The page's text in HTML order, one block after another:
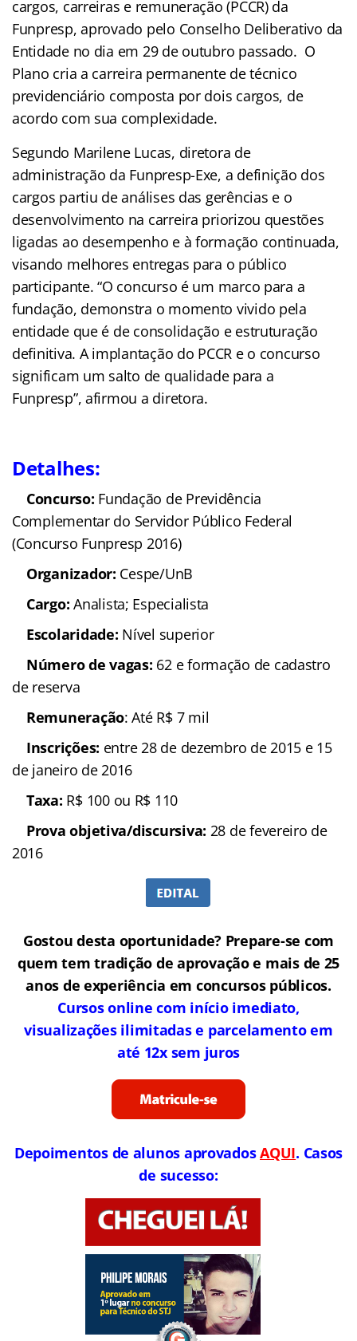
cargos, carreiras e remuneração (PCCR) da
Funpresp, aprovado pelo Conselho Deliberativo da
Entidade no dia em 29 de outubro passado. O
Plano cria a carreira permanente de técnico
previdenciário composta por dois cargos, de
acordo com sua complexidade.
Segundo Marilene Lucas, diretora de
administração da Funpresp-Exe, a definição dos
cargos partiu de análises das gerências e o
desenvolvimento na carreira priorizou questões
ligadas ao desempenho e à formação continuada,
visando melhores entregas para o público
participante. “O concurso é um marco para a
fundação, demonstra o momento vivido pela
entidade que é de consolidação e estruturação
definitiva. A implantação do PCCR e o concurso
significam um salto de qualidade para a
Funpresp”, afirmou a diretora.
Detalhes:
Concurso: Fundação de Previdência
Complementar do Servidor Público Federal
(Concurso Funpresp 2016)
Organizador: Cespe/UnB
Cargo:Analista; Especialista
Escolaridade: Nível superior
Número de vagas: 62 e formação de cadastro
de reserva
Remuneração: Até R$ 7 mil
Inscrições: entre 28 de dezembro de 2015 e 15
de janeiro de 2016
Taxa: R$ 100 ou R$ 110
Prova objetiva/discursiva: 28 de fevereiro de
2016
Gostou desta oportunidade? Prepare-se com
quem tem tradição de aprovação e mais de 25
anos de experiência em concursos públicos.
Cursos online com início imediato,
visualizações ilimitadas e parcelamento em
até 12x sem juros
Depoimentos de alunos aprovadosAQUI. Casos
de sucesso: